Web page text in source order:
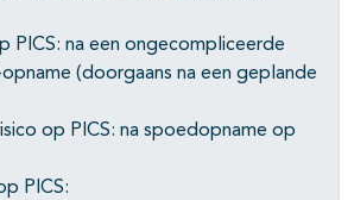
PICS: na een ongecompliceerde
(doorgaans na een geplande
op PICS: na spoedopname op
PICS: